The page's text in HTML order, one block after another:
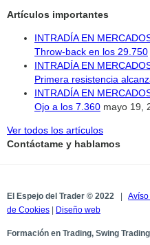
Artículos importantes
INTRADÍA EN
Throw-back en los 29.750
INTRADÍA EN
Primera resistencia
INTRADÍA EN
Ojo a los 7.360 mayo 19,
Ver todos los artículos
Contáctame y hablamos
El Espejo del Trader © 2022 Avíso
de Cookies
Diseño web
Formación en Trading, Swing